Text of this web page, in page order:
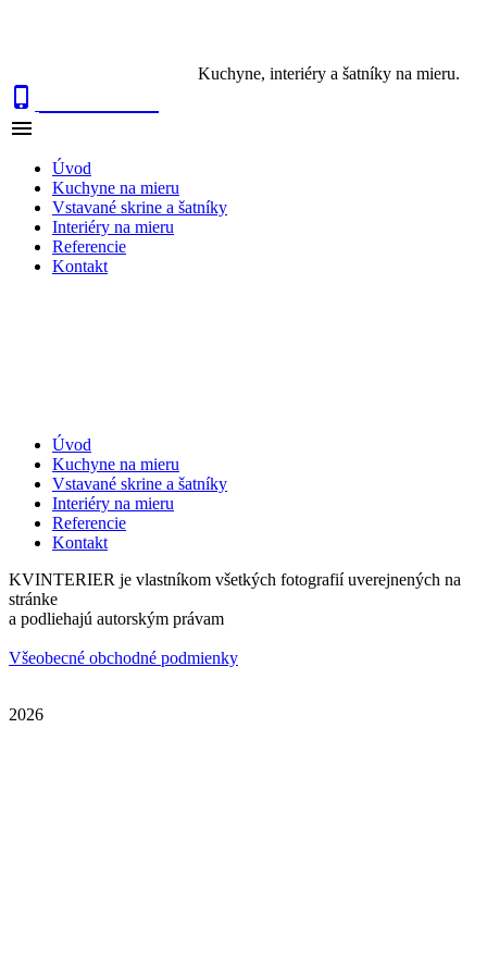
Kuchyne, interiéry a šatníky na mieru.


Úvod
Kuchyne na mieru
Vstavané skrine a šatníky
Interiéry na mieru
Referencie
Kontakt
Úvod
Kuchyne na mieru
Vstavané skrine a šatníky
Interiéry na mieru
Referencie
Kontakt
KVINTERIER je vlastníkom všetkých fotografií uverejnených na
stránke
a podliehajú autorským právam
Všeobecné obchodné podmienky
2026